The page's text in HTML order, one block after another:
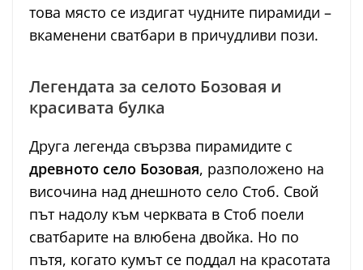
това място се издигат чудните пирамиди –
вкаменени сватбари в причудливи пози.
Легендата за селото Бозовая и
красивата булка
Друга легенда свързва пирамидите с
древното село Бозовая, разположено на
височина над днешното село Стоб. Свой
път надолу към черквата в Стоб поели
сватбарите на влюбена двойка. Но по
пътя, когато кумът се поддал на красотата